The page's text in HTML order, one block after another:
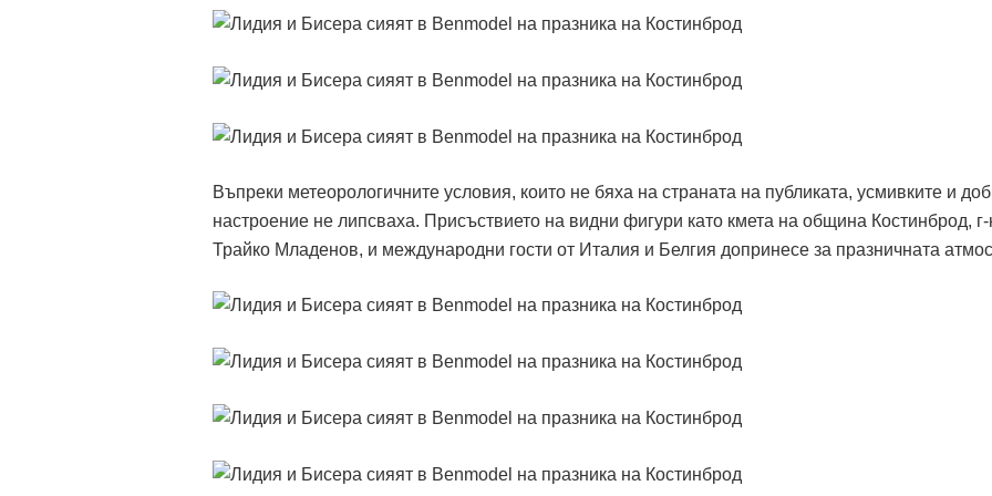
Въпреки метеорологичните условия, които не бяха на страната на публиката, усмивките и
настроение не липсваха. Присъствието на видни фигури като кмета на община Костинброд, г-
Трайко Младенов, и международни гости от Италия и Белгия допринесе за празничната